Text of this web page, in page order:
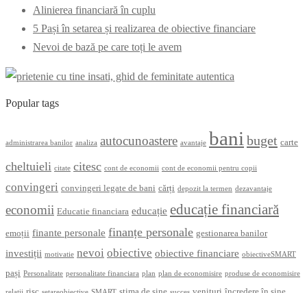
Alinierea financiară în cuplu
5 Pași în setarea și realizarea de obiective financiare
Nevoi de bază pe care toți le avem
Popular tags
administrarea banilor analiza autocunoastere avantaje bani buget carte
cheltuieli citate citesc cont de economii cont de economii pentru copii
convingeri convingeri legate de bani cărți depozit la termen dezavantaje
economii Educatie financiara educație educație financiară
emoții finante personale finanțe personale gestionarea banilor
investiții motivatie nevoi obiective obiective financiare obiectiveSMART
pași Personalitate personalitate financiara plan plan de economisire produse de economisire